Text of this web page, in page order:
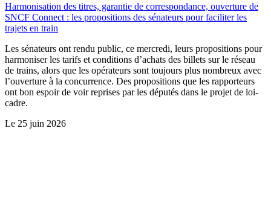
Harmonisation des titres, garantie de correspondance, ouverture de
SNCF Connect : les propositions des sénateurs pour faciliter les
trajets en train
Les sénateurs ont rendu public, ce mercredi, leurs propositions pour
harmoniser les tarifs et conditions d’achats des billets sur le réseau
de trains, alors que les opérateurs sont toujours plus nombreux avec
l’ouverture à la concurrence. Des propositions que les rapporteurs
ont bon espoir de voir reprises par les députés dans le projet de loi-
cadre.
Le 25 juin 2026